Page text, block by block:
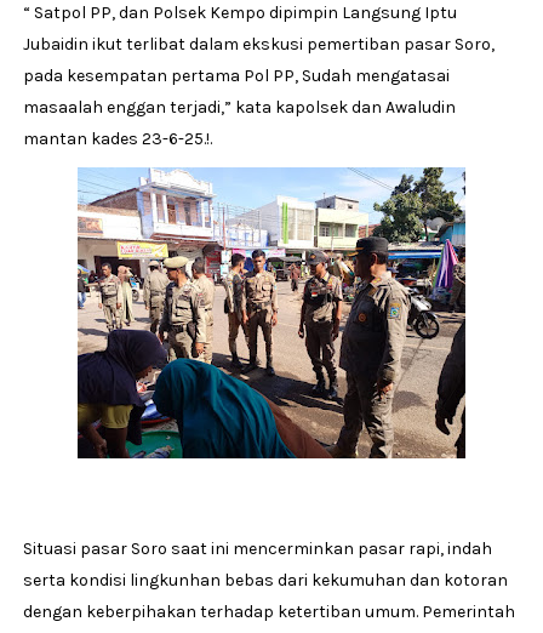
“ Satpol PP, dan Polsek Kempo dipimpin Langsung Iptu
Jubaidin ikut terlibat dalam ekskusi pemertiban pasar Soro,
pada kesempatan pertama Pol PP, Sudah mengatasai
masaalah enggan terjadi,” kata kapolsek dan Awaludin
mantan kades 23-6-25.!.
Situasi pasar Soro saat ini mencerminkan pasar rapi, indah
serta kondisi lingkunhan bebas dari kekumuhan dan kotoran
dengan keberpihakan terhadap ketertiban umum. Pemerintah